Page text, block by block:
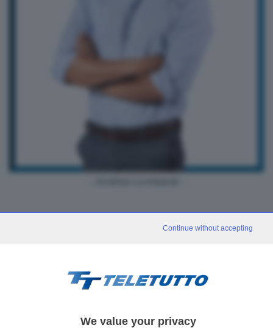
Continue without accepting
We value your privacy